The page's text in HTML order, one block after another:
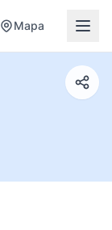
Mapa